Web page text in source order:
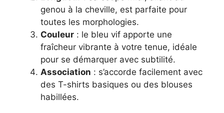
genou à la cheville, est parfaite pour
toutes les morphologies.
Couleur : le bleu vif apporte une
fraîcheur vibrante à votre tenue, idéale
pour se démarquer avec subtilité.
Association : s’accorde facilement avec
des T-shirts basiques ou des blouses
habillées.